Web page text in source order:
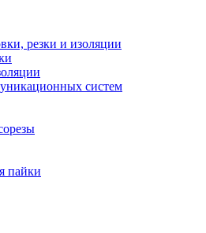
резки и изоляции
систем
пайки